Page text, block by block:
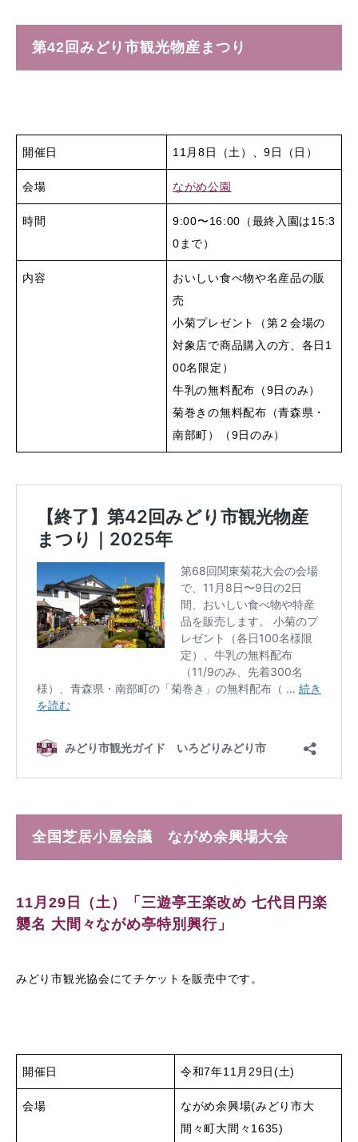
第42回みどり市観光物産まつり
開催日 11月8日（土）、9日（日）
会場 ながめ公園
時間
9:00〜16:00（最終入園は15:3
0まで）
内容
おいしい食べ物や名産品の販
売
小菊プレゼント（第２会場の
対象店で商品購入の方、各日1
00名限定）
牛乳の無料配布（9日のみ）
菊巻きの無料配布（青森県・
南部町）（9日のみ）
全国芝居小屋会議 ながめ余興場大会
11月29日（土）「三遊亭王楽改め 七代目円楽
襲名 大間々ながめ亭特別興行」
みどり市観光協会にてチケットを販売中です。
開催日 令和7年11月29日(土)
会場
ながめ余興場(みどり市大
間々町大間々1635)